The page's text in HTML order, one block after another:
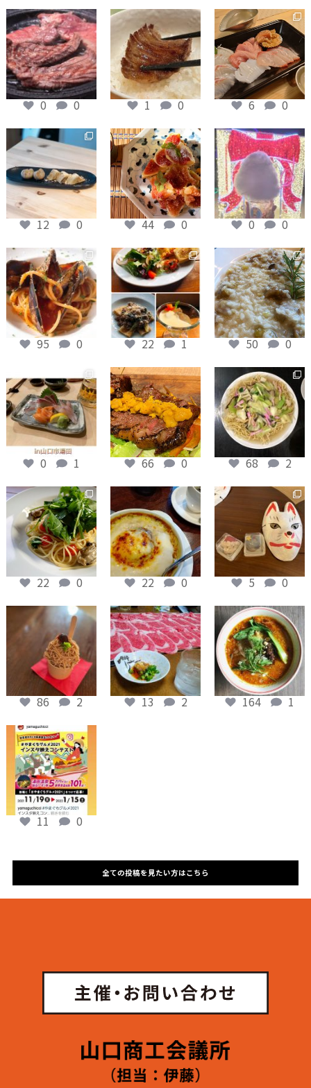
■ 応募作品について
1. 応募作品の著作権は撮影者に帰属し、使用権
は主催者または山口商工会議所に帰属しま
す。ご応募いただいた写真を、撮影者名の表
示無く、主催者や関連団体が管理・制作する
物、広報活動に使用させていただく場合があ
ります。利用する場合、サイズや色調などの
画像加工をする場合があります。無償での利
用にご承諾いただける方のみ、応募をお願い
いたします。
2. 被写体となっている人物がある場合には、投
権や著作権等に関するトラブルは、山口商工
会議所は一切の責任を負いません。
3. 次のいずれかに該当または該当するおそれが
あると事務局が判断した場合には、応募が無
効となりますので、ご了承ください。
・応募後、審査確定までの間に削除されたも
・山口市以外で撮影した作品が投稿されたも
の
・非公開アカウントから投稿されたもの
・投稿に｢＃やまぐちグルメ2022｣「お店の名
前（例 #山口食堂）」の2つのハッシュタグ
がないもの
・「＃やまぐちグルメ2021」にて投稿された
もの
・第三者の著作権，肖像権その他の権利を侵
害するもの
・公序良俗に反するもの
・立入禁止、撮影禁止場所で撮影したもの
イバシーを侵害するもの
・他の個人、企業、団体等になりすましたも
の
・本コンテストの適正な運営を妨げるもの
・法令に反するもの
・Instagramの利用規約に違反するもの
・その他運営者が不適切と判断するもの
■ 受賞・賞品発送について
1. 受賞の結果発表は、受賞者へのInstagramダイ
レクトメッセージにてかえさせていただきま
す。
2. ダイレクトメッセージを受け取るためには
していただく必要があります
（「yamaguchicci」は山口商工会議所の公式
発送するためのみに利用いたします。
5. 審査基準や審査結果等に関するお問合せには
1. 山口商工会議所は、本コンテストへの応募に
11月 11
0 0
11月 11
1 0
12月 5
6 0
12月 5
12 0
12月 5
44 0
12月 5
0 0
12月 4
95 0
12月 4
22 1
12月 4
50 0
12月 4
0 1
12月 4
66 0
12月 4
68 2
12月 4
22 0
12月 4
22 0
12月 4
5 0
12月 4
86 2
12月 4
13 2
12月 4
164 1
11月 24
11 0
全ての投稿を見たい方はこちら